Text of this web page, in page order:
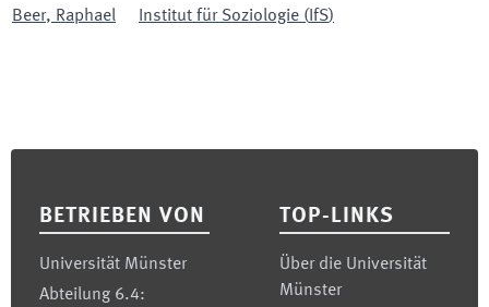
Beer, Raphael Institut für Soziologie ( IfS)
BETRIEBEN VON
Universität Münster
Abteilung 6.4:
TOP-LINKS
Über die Universität
Münster